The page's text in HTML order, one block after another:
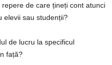
de care țineți cont atunci
elevii sau studenții?
de lucru la specificul
față?